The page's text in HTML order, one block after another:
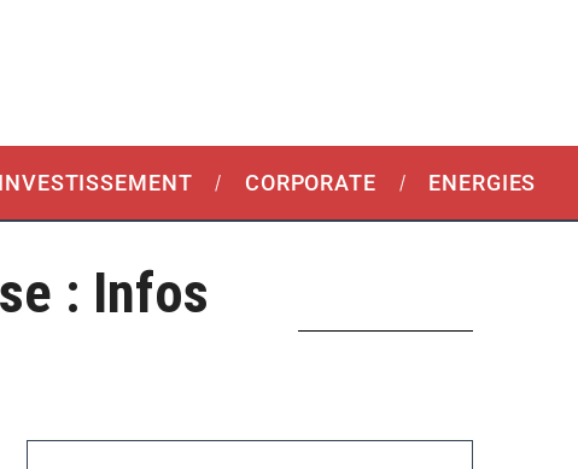
INVESTISSEMENT CORPORATE ENERGIES
: Infos